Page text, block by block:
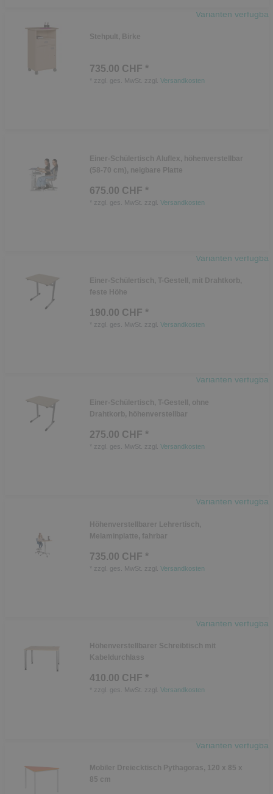
Varianten verfügbar
Stehpult, Birke
735.00 CHF *
zzgl. ges. MwSt. zzgl. Versandkosten
Einer-Schülertisch Aluflex, höhenverstellbar
(58-70 cm), neigbare Platte
675.00 CHF *
zzgl. ges. MwSt. zzgl. Versandkosten
Varianten verfügbar
Einer-Schülertisch, T-Gestell, mit Drahtkorb,
feste Höhe
190.00 CHF *
zzgl. ges. MwSt. zzgl. Versandkosten
Varianten verfügbar
Einer-Schülertisch, T-Gestell, ohne
Drahtkorb, höhenverstellbar
275.00 CHF *
zzgl. ges. MwSt. zzgl. Versandkosten
Varianten verfügbar
Höhenverstellbarer Lehrertisch,
Melaminplatte, fahrbar
735.00 CHF *
zzgl. ges. MwSt. zzgl. Versandkosten
Varianten verfügbar
Höhenverstellbarer Schreibtisch mit
Kabeldurchlass
410.00 CHF *
zzgl. ges. MwSt. zzgl. Versandkosten
Varianten verfügbar
Mobiler Dreiecktisch Pythagoras, 120 x 85 x
85 cm